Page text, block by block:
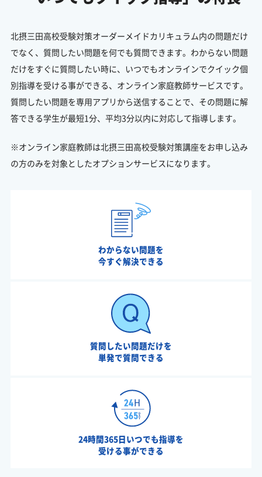
北摂三田高校受験対策オーダーメイドカリキュラム内の問題だけ
でなく、質問したい問題を何でも質問できます。わからない問題
だけをすぐに質問したい時に、いつでもオンラインでクイック個
別指導を受ける事ができる、オンライン家庭教師サービスです。
質問したい問題を専用アプリから送信することで、その問題に解
答できる学生が最短1分、平均3分以内に対応して指導します。
※オンライン家庭教師は北摂三田高校受験対策講座をお申し込み
の方のみを対象としたオプションサービスになります。
わからない問題を
今すぐ解決できる
質問したい問題だけを
単発で質問できる
24時間365日いつでも指導を
受ける事ができる